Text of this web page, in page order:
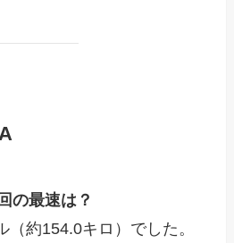
の最速は？
約154.0キロ）でした。